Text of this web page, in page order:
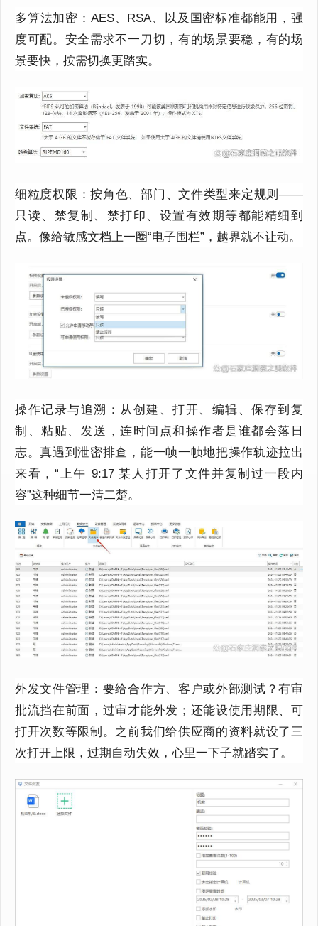
多算法加密：AES、RSA、以及国密标准都能用，强
度可配。安全需求不一刀切，有的场景要稳，有的场
景要快，按需切换更踏实。
细粒度权限：按角色、部门、文件类型来定规则——
只读、禁复制、禁打印、设置有效期等都能精细到
点。像给敏感文档上一圈“电子围栏”，越界就不让动。
操作记录与追溯：从创建、打开、编辑、保存到复
制、粘贴、发送，连时间点和操作者是谁都会落日
志。真遇到泄密排查，能一帧一帧地把操作轨迹拉出
来看，“上午 9:17 某人打开了文件并复制过一段内
容”这种细节一清二楚。
外发文件管理：要给合作方、客户或外部测试？有审
批流挡在前面，过审才能外发；还能设使用期限、可
打开次数等限制。之前我们给供应商的资料就设了三
次打开上限，过期自动失效，心里一下子就踏实了。